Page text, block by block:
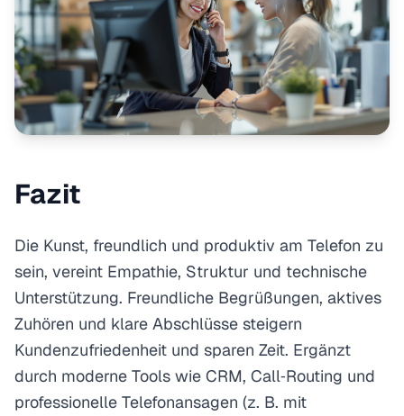
Fazit
Die Kunst, freundlich und produktiv am Telefon zu
sein, vereint Empathie, Struktur und technische
Unterstützung. Freundliche Begrüßungen, aktives
Zuhören und klare Abschlüsse steigern
Kundenzufriedenheit und sparen Zeit. Ergänzt
durch moderne Tools wie CRM, Call‑Routing und
professionelle Telefonansagen (z. B. mit